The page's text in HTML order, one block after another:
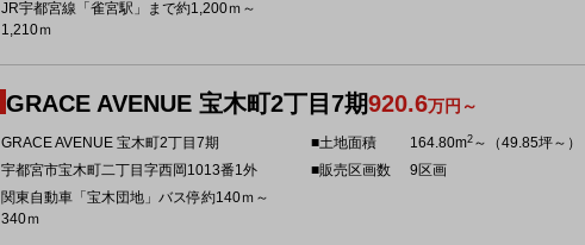
JR宇都宮線「雀宮駅」まで約1,200ｍ～
1,210ｍ
GRACE AVENUE 宝木町2丁目7期920.6万円～
GRACE AVENUE 宝木町2丁目7期
宇都宮市宝木町二丁目字西岡1013番1外
関東自動車「宝木団地」バス停約140ｍ～
340ｍ
■土地面積 164.80m2 ～（49.85坪～）
■販売区画数
9区画